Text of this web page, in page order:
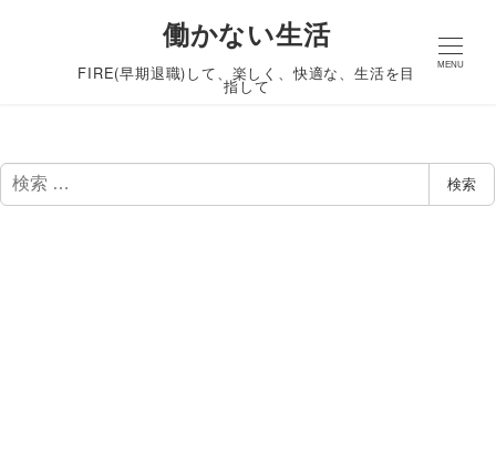
働かない生活
FIRE(早期退職)して、楽しく、快適な、生活を目
指して
MENU
検
索
検索